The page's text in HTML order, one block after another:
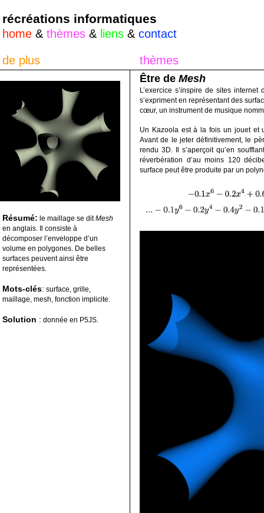
récréations informatiques
home & thèmes & liens & contact
Résumé: le maillage se ditMesh
en anglais. Il consiste à
décomposer l’enveloppe d’un
volume en polygones. De belles
surfaces peuvent ainsi être
représentées.
Mots-clés: surface, grille,
maillage, mesh, fonction implicite.
Solution : donnée en P5JS.
thèmes
de plus
Être de Mesh
L’exercice s’inspire de sites
s’expriment en représentant des
cœur, un instrument de musique
Un Kazoola est à la fois un jouet et
Avant de le jeter définitivement, le
rendu 3D. Il s’aperçoit qu’en
réverbération d’au moins 120
surface peut être produite par un